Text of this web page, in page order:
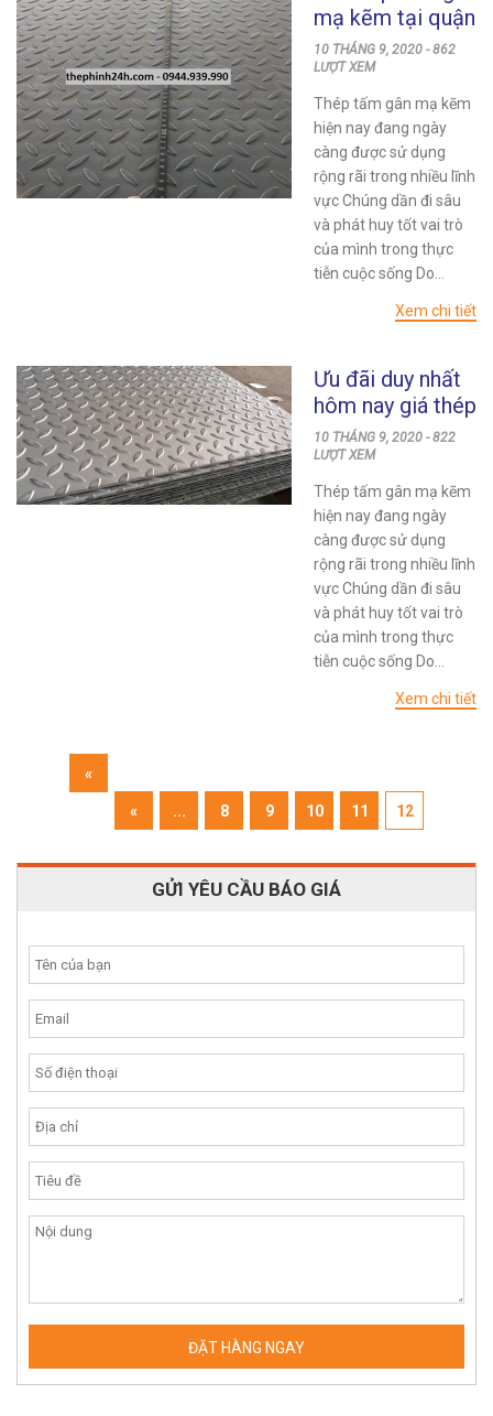
mạ kẽm tại quận
11 mới nhất
24/24h
10 THÁNG 9, 2020 - 862
LƯỢT XEM
Thép tấm gân mạ kẽm
hiện nay đang ngày
càng được sử dụng
rộng rãi trong nhiều lĩnh
vực Chúng dần đi sâu
và phát huy tốt vai trò
của mình trong thực
tiễn cuộc sống Do...
Xem chi tiết
Ưu đãi duy nhất
hôm nay giá thép
tấm gân mạ kẽm
tại quận 10
10 THÁNG 9, 2020 - 822
LƯỢT XEM
Thép tấm gân mạ kẽm
hiện nay đang ngày
càng được sử dụng
rộng rãi trong nhiều lĩnh
vực Chúng dần đi sâu
và phát huy tốt vai trò
của mình trong thực
tiễn cuộc sống Do...
Xem chi tiết
«
« ... 8 9 10 11 12
GỬI YÊU CẦU BÁO GIÁ